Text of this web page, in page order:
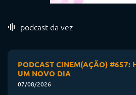
podcast da vez
PODCAST CINEM(AÇÃO) #657:
UM NOVO DIA
07/08/2026